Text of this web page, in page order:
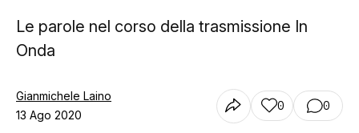
Le parole nel corso della trasmissione In
Onda
Gianmichele Laino
13 Ago 2020
0 0